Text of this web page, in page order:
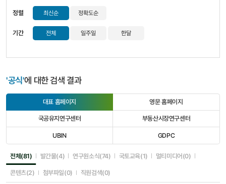
정렬 최신순 정확도순
기간 전체 일주일 한달
'공식'에 대한 검색 결과
대표 홈페이지
선
택
됨
영문 홈페이지
선
택
안
됨
국공유지연구센터
선
택
안
됨
부동산시장연구센터
선
택
안
됨
UBIN
선
택
안
됨
GDPC
선
택
안
됨
전체(81)선택됨발간물(4)선택안됨
연구원소식(74)선택안됨
국토교육(1)선택안됨
멀티미디어(0)선택안됨
콘텐츠(2)선택안됨
첨부파일(0)선택안됨
직원검색(0)